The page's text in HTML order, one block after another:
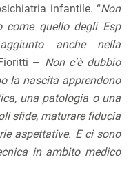
infantile. “Non
come quello degli Esp
anche nella
– Non c'è dubbio
la nascita apprendono
una patologia o una
sfide, maturare fiducia
aspettative. E ci sono
in ambito medico